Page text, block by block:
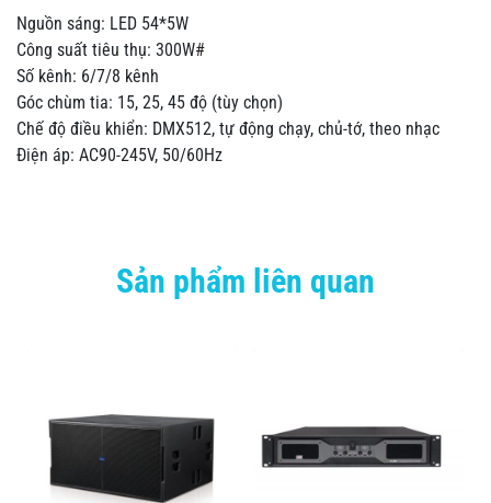
Nguồn sáng: LED 54*5W
Công suất tiêu thụ: 300W#
Số kênh: 6/7/8 kênh
Góc chùm tia: 15, 25, 45 độ (tùy chọn)
Chế độ điều khiển: DMX512, tự động chạy, chủ-tớ, theo nhạc
Điện áp: AC90-245V, 50/60Hz
Sản phẩm liên quan